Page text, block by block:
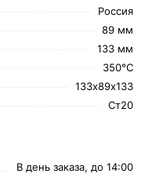
Россия
89 мм
133 мм
350°C
133х89х133
Ст20
В день заказа, до 14:00